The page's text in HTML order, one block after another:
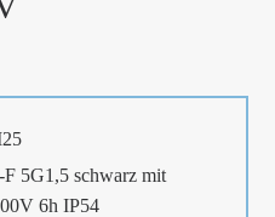
5G1,5 schwarz mit
6h IP54